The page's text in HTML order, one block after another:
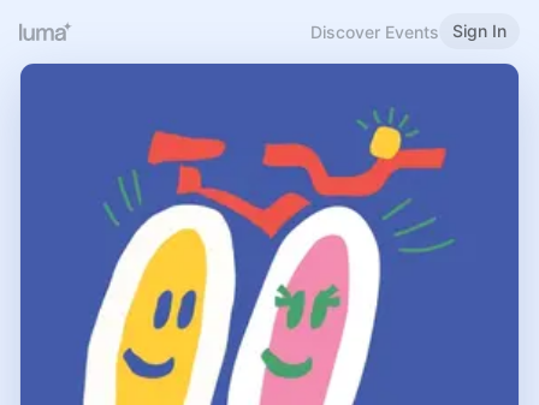
Discover Events Sign In